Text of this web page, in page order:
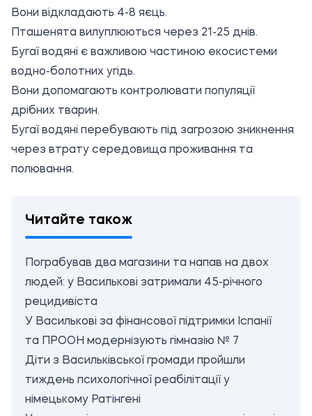
Вони відкладають 4-8 яєць.
Пташенята вилуплюються через 21-25 днів.
Бугаї водяні є важливою частиною екосистеми
водно-болотних угідь.
Вони допомагають контролювати популяції
дрібних тварин.
Бугаї водяні перебувають під загрозою зникнення
через втрату середовища проживання та
полювання.
Читайте також
Пограбував два магазини та напав на двох
людей: у Василькові затримали 45-річного
рецидивіста
У Василькові за фінансової підтримки Іспанії
та ПРООН модернізують гімназію № 7
Діти з Васильківської громади пройшли
тиждень психологічної реабілітації у
німецькому Ратінгені